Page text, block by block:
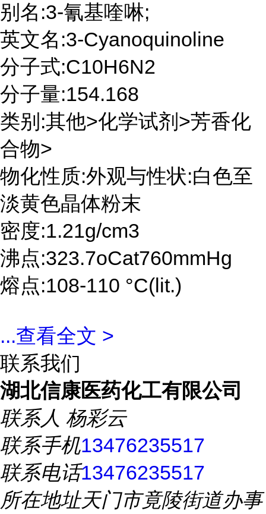
别名:3-氰基喹啉;
英文名:3-Cyanoquinoline
分子式:C10H6N2
分子量:154.168
类别:其他>化学试剂>芳香化
合物>
物化性质:外观与性状:白色至
淡黄色晶体粉末
密度:1.21g/cm3
沸点:323.7oCat760mmHg
熔点:108-110 °C(lit.)
...查看全文 >
联系我们
湖北信康医药化工有限公司
联系人 杨彩云
联系手机13476235517
联系电话13476235517
所在地址天门市竟陵街道办事